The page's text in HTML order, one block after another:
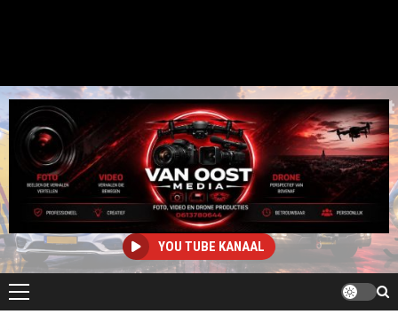
YOU TUBE KANAAL
Primair